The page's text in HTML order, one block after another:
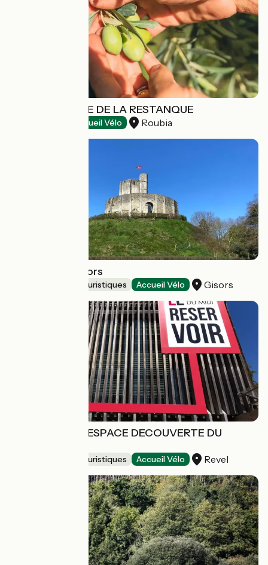
MOULIN À HUILE DE LA RESTANQUE
Accueil Vélo Roubia
Château de Gisors
Musées et sites touristiques Accueil Vélo Gisors
LE RESERVOIR, ESPACE DECOUVERTE DU
Musées et sites touristiques Accueil Vélo Revel